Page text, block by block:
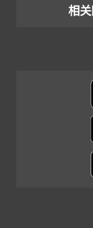
相